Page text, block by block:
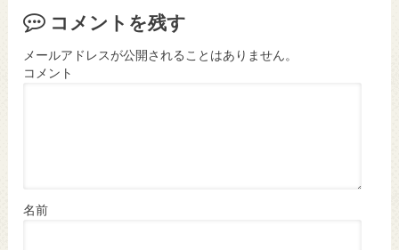
コメントを残す
メールアドレスが公開されることはありません。
コメント
名前